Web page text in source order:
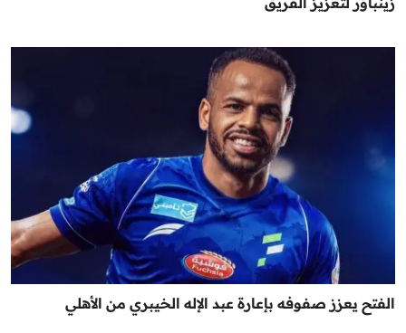
الفتح يعزز صفوفه بإعارة عبد الإله الخيبري من الأهلي